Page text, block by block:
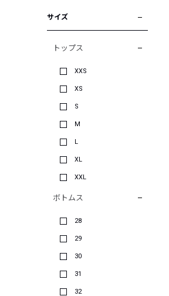
サイズ
トップス
XXS
XS
S
M
L
XL
XXL
ボトムス
28
29
30
31
32